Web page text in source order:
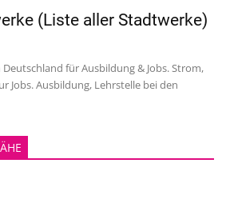
(Liste aller Stadtwerke)
für Ausbildung & Jobs. Strom,
Jobs. Ausbildung, Lehrstelle bei den